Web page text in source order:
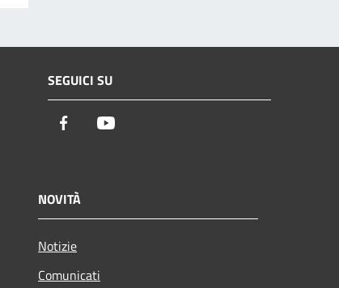
SEGUICI SU
Facebook
NOVITÀ
Notizie
Comunicati